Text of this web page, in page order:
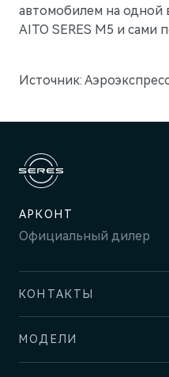
M9
автомобилем на одной
AITO SERES M5 и сами
Источник:
АРКОНТ
Официальный дилер
КОНТАКТЫ
Волгоград, проспект
МОДЕЛИ